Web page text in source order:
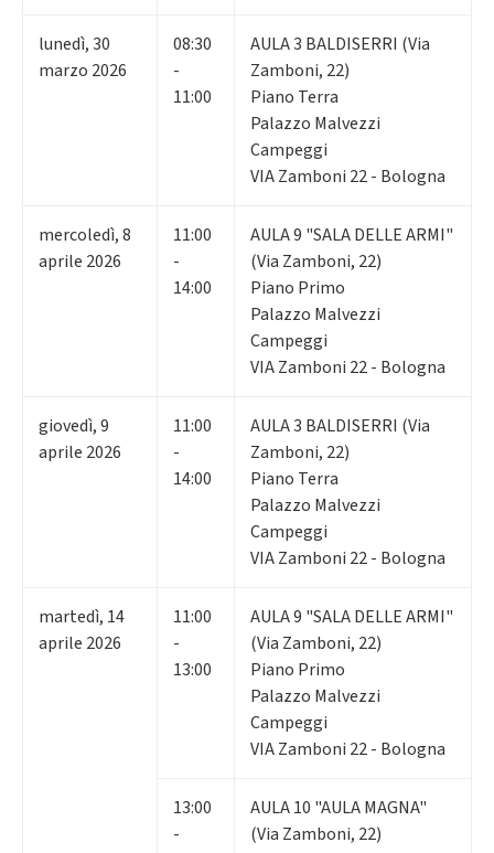
lunedì,30
marzo 2026
08:30
-
11:00
AULA 3 BALDISERRI (Via
Zamboni, 22)
Piano Terra
Palazzo Malvezzi
Campeggi
VIA Zamboni 22 - Bologna
mercoledì,8
aprile 2026
11:00
-
14:00
AULA 9 "SALA DELLE ARMI"
(Via Zamboni, 22)
Piano Primo
Palazzo Malvezzi
Campeggi
VIA Zamboni 22 - Bologna
giovedì,9
aprile 2026
11:00
-
14:00
AULA 3 BALDISERRI (Via
Zamboni, 22)
Piano Terra
Palazzo Malvezzi
Campeggi
VIA Zamboni 22 - Bologna
martedì, 14
aprile 2026
11:00
-
13:00
AULA 9 "SALA DELLE ARMI"
(Via Zamboni, 22)
Piano Primo
Palazzo Malvezzi
Campeggi
VIA Zamboni 22 - Bologna
13:00
-
AULA 10 "AULA MAGNA"
(Via Zamboni, 22)